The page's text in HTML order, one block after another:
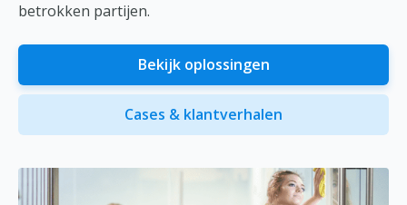
betrokken partijen.
Bekijk oplossingen
Cases & klantverhalen